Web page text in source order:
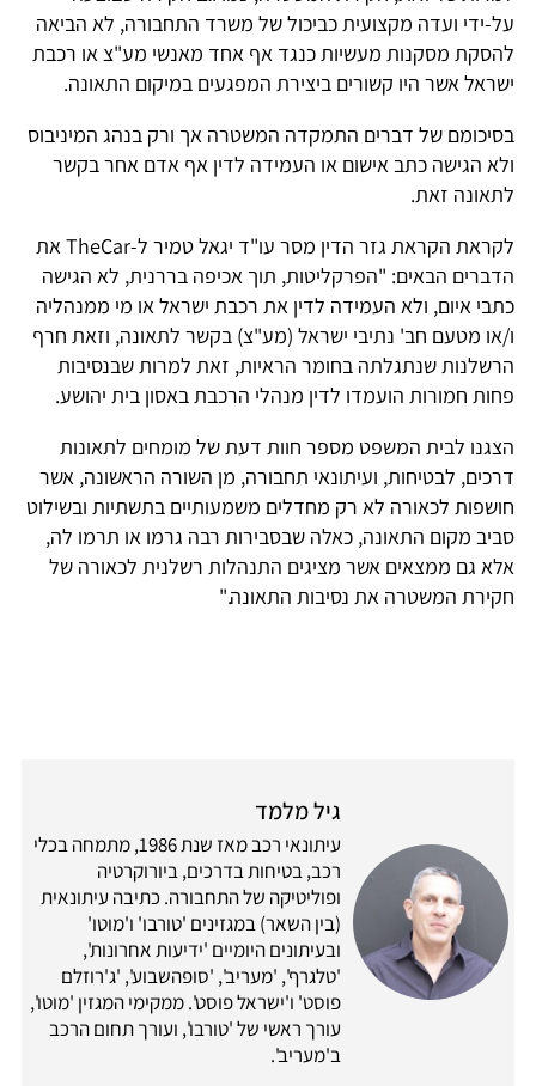
ידי ועדה מקצועית כביכול של משרד התחבורה, לא הביאה
מסקנות מעשיות כנגד אף אחד מאנשי מע"צ או רכבת
אשר היו קשורים ביצירת המפגעים במיקום התאונה.
של דברים התמקדה המשטרה אך ורק בנהג המיניבוס
הגישה כתב אישום או העמידה לדין אף אדם אחר בקשר
זאת.
לקראת הקראת גזר הדין מסר עו"ד יגאל טמיר ל-TheCar את
הבאים: "הפרקליטות, תוך אכיפה בררנית, לא הגישה
איום, ולא העמידה לדין את רכבת ישראל או מי ממנהליה
או מטעם חב' נתיבי ישראל (מע"צ) בקשר לתאונה, וזאת חרף
שנתגלתה בחומר הראיות, זאת למרות שבנסיבות
חמורות הועמדו לדין מנהלי הרכבת באסון בית יהושע.
לבית המשפט מספר חוות דעת של מומחים לתאונות
לבטיחות, ועיתונאי תחבורה, מן השורה הראשונה, אשר
לכאורה לא רק מחדלים משמעותיים בתשתיות ובשילוט
מקום התאונה, כאלה שבסבירות רבה גרמו או תרמו לה,
גם ממצאים אשר מציגים התנהלות רשלנית לכאורה של
המשטרה את נסיבות התאונה."
גיל מלמד
עיתונאי רכב מאז שנת 1986, מתמחה בכלי
רכב, בטיחות בדרכים, ביורוקרטיה
ופוליטיקה של התחבורה. כתיבה עיתונאית
(בין השאר) במגזינים 'טורבו' ו'מוטו'
ובעיתונים היומיים 'ידיעות אחרונות',
'טלגרף', 'מעריב', 'סופהשבוע', 'ג'רוזלם
פוסט' ו'ישראל פוסט'. ממקימי המגזין 'מוטו',
עורך ראשי של 'טורבו', ועורך תחום הרכב
ב'מעריב'.